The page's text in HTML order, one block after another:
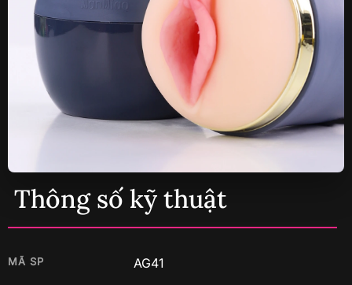
Thông số kỹ thuật
MÃ SP AG41